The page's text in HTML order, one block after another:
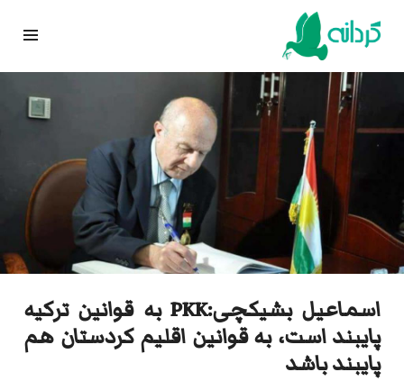
Skip
content
اسماعیل بشیکچی:PKK به قوانین ترکیه
پایبند است، به قوانین اقلیم کردستان هم
پایبند باشد